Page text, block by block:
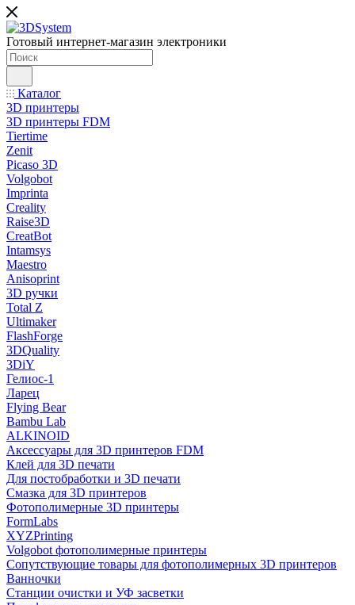
Готовый интернет-магазин электроники
Каталог
3D принтеры
3D принтеры FDM
Tiertime
Zenit
Picaso 3D
Volgobot
Imprinta
Creality
Raise3D
CreatBot
Intamsys
Maestro
Anisoprint
3D ручки
Total Z
Ultimaker
FlashForge
3DQuality
3DiY
Гелиос-1
Ларец
Flying Bear
Bambu Lab
ALKINOID
Аксессуары для 3D принтеров FDM
Клей для 3D печати
Для постобработки и 3D печати
Смазка для 3D принтеров
Фотополимерные 3D принтеры
FormLabs
XYZPrinting
Volgobot фотополимерные принтеры
Сопутствующие товары для фотополимерных 3D принтеров
Ванночки
Станции очистки и УФ засветки